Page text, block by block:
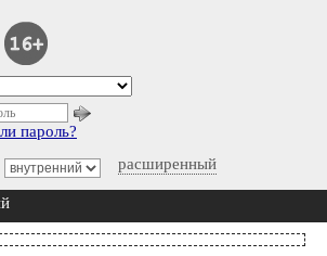
расширенный
пароль?